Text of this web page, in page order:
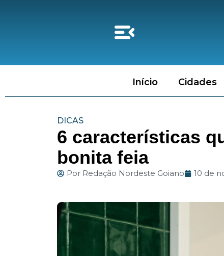
Início Cidades
DICAS
6 características
bonita feia
Por Redação Nordeste Goiano 10 de